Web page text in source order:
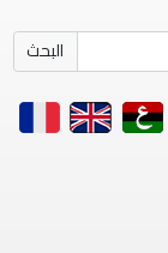
البحث